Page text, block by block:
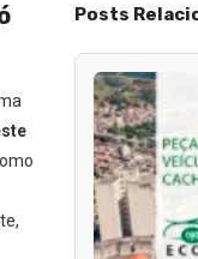
Posts